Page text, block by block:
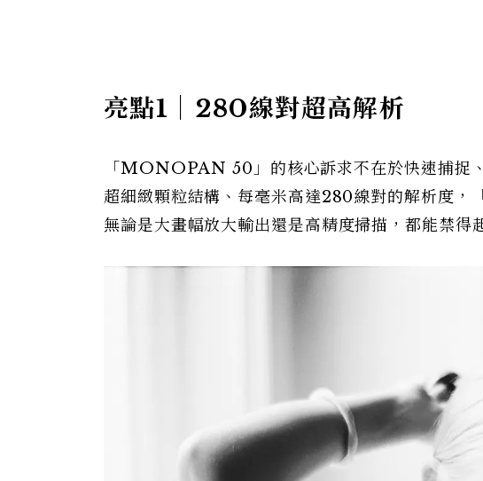
亮點1｜280線對超高解析
「MONOPAN 50」的核心訴求不在於快速捕捉
超細緻顆粒結構、每毫米高達280線對的解析度
無論是大畫幅放大輸出還是高精度掃描，都能禁得